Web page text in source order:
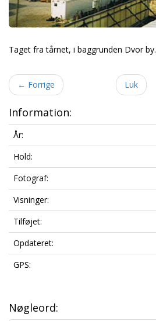
Taget fra tårnet, i baggrunden Dvor by.
← Forrige Luk
Information:
År:
Hold:
Fotograf:
Visninger:
Tilføjet:
Opdateret:
GPS:
Nøgleord: